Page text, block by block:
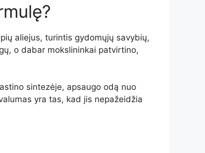
aliejus, turintis gydomųjų savybių,
o dabar mokslininkai patvirtino,
sintezėje, apsaugo odą nuo
yra tas, kad jis nepažeidžia